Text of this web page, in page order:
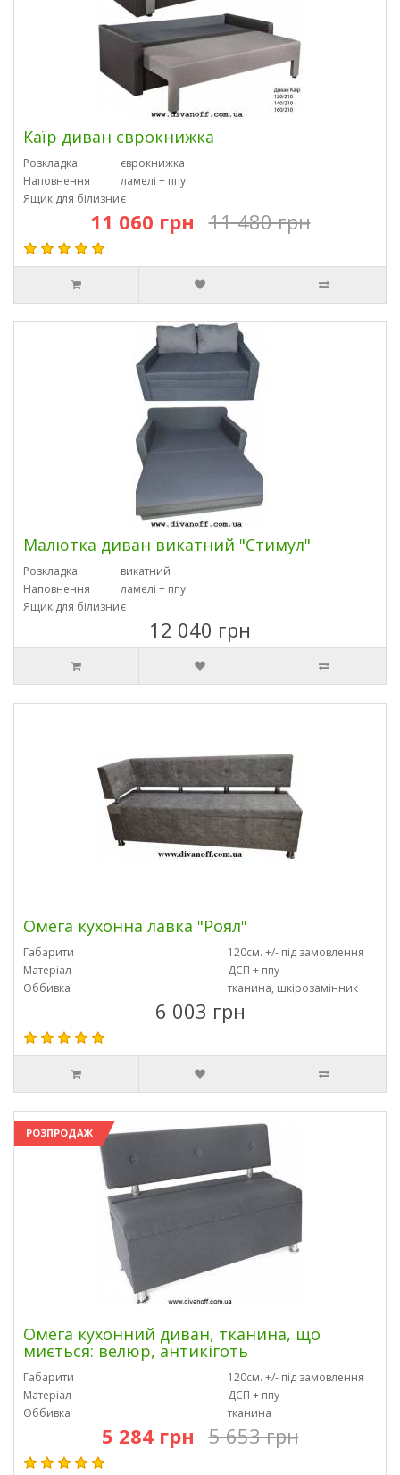
Каїр диван єврокнижка
Розкладка
єврокнижка
Наповнення
ламелі + ппу
Ящик для білизниє
11 060 грн 11 480 грн
Малютка диван викатний "Стимул"
Розкладка
викатний
Наповнення
ламелі + ппу
Ящик для білизниє
12 040 грн
Омега кухонна лавка "Роял"
Габарити
120см. +/- під замовлення
Матеріал
ДСП + ппу
Оббивка
тканина, шкірозамінник
6 003 грн
РОЗПРОДАЖ
Омега кухонний диван, тканина, що
миється: велюр, антикіготь
Габарити
120см. +/- під замовлення
Матеріал
ДСП + ппу
Оббивка
тканина
5 284 грн 5 653 грн